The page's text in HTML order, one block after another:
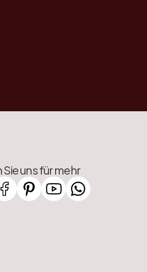
uns für mehr